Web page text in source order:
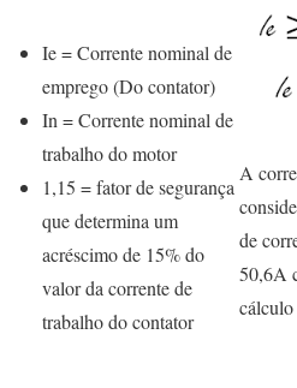
Ie = Corrente nominal de
emprego (Do contator)
In = Corrente nominal de
trabalho do motor
1,15 = fator de segurança
que determina um
acréscimo de 15% do
valor da corrente de
trabalho do contator
A
de
50,6A
cálculo